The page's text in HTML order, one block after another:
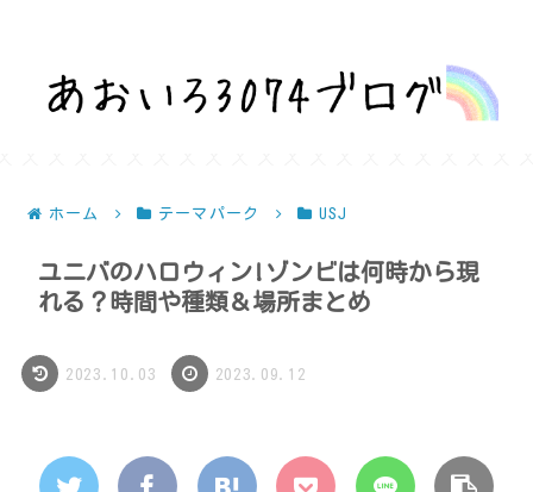
ホーム テーマパーク USJ
ユニバのハロウィン!ゾンビは何時から現
れる？時間や種類＆場所まとめ
2023.10.03 2023.09.12